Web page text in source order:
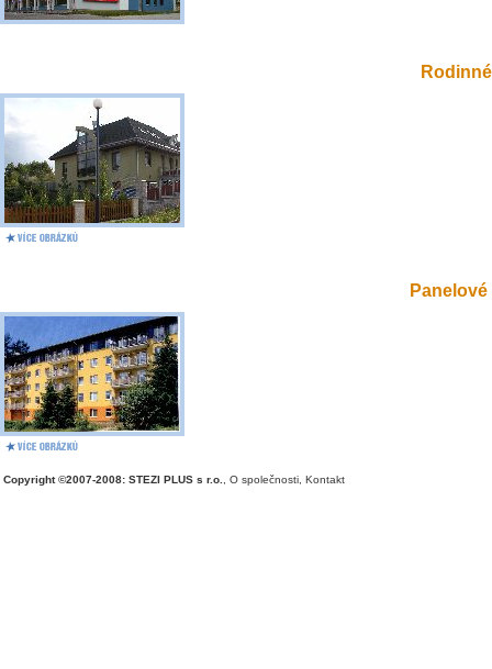
Panelové
Copyright ©2007-2008: STEZI PLUS s r.o. O společnosti Kontakt